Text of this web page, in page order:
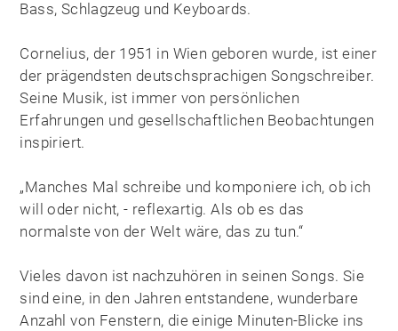
Bass, Schlagzeug und Keyboards.
Cornelius, der 1951 in Wien geboren wurde, ist einer
der prägendsten deutschsprachigen Songschreiber.
Seine Musik, ist immer von persönlichen
Erfahrungen und gesellschaftlichen Beobachtungen
inspiriert.
„Manches Mal schreibe und komponiere ich, ob ich
will oder nicht, - reflexartig. Als ob es das
normalste von der Welt wäre, das zu tun.“
Vieles davon ist nachzuhören in seinen Songs. Sie
sind eine, in den Jahren entstandene, wunderbare
Anzahl von Fenstern, die einige Minuten-Blicke ins